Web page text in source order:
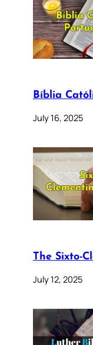
Bíblia
July 16, 2025
The Sixto-
July 12, 2025